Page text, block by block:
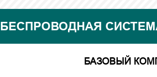
БЕСПРОВОДНАЯ
БАЗОВЫЙ